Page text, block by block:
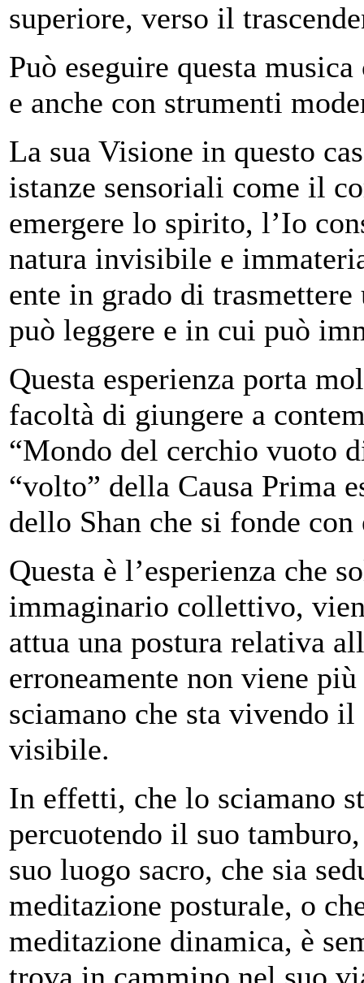
superiore, verso il
Può eseguire questa
e anche con strumenti
La sua Visione in questo
istanze sensoriali come il
emergere lo spirito, l’Io
natura invisibile e
ente in grado di trasmettere
può leggere e in cui può
Questa esperienza porta
facoltà di giungere a
“Mondo del cerchio vuoto
“volto” della Causa Prima
dello Shan che si fonde con
Questa è l’esperienza che
immaginario collettivo,
attua una postura relativa
erroneamente non viene
sciamano che sta vivendo
visibile.
In effetti, che lo sciamano
percuotendo il suo
suo luogo sacro, che sia
meditazione posturale, o
meditazione dinamica, è